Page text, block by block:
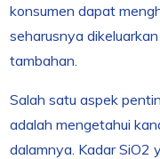
konsumen dapat
seharusnya
tambahan.
Salah satu aspek
adalah mengetahui
dalamnya. Kadar SiO2